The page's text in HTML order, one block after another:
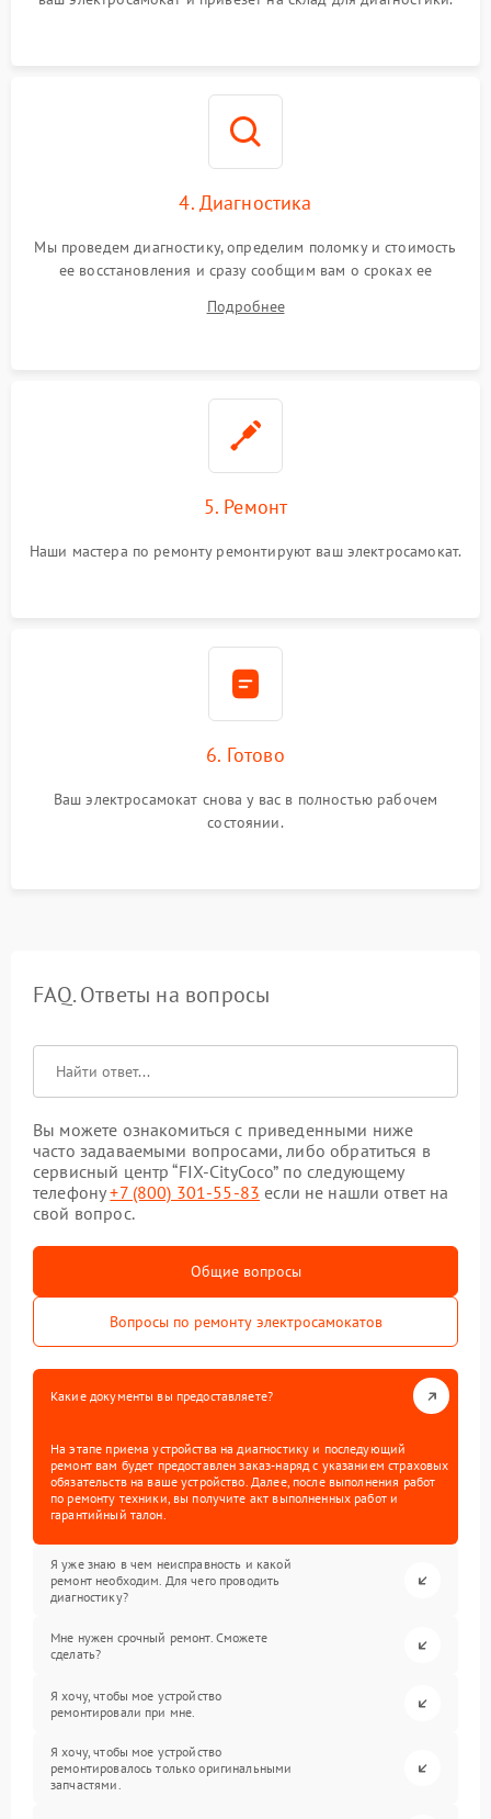
4. Диагностика
Мы проведем диагностику, определим поломку и стоимость
ее восстановления и сразу сообщим вам о сроках ее
Подробнее
5. Ремонт
Наши мастера по ремонту ремонтируют ваш электросамокат.
6. Готово
Ваш электросамокат снова у вас в полностью рабочем
состоянии.
FAQ. Ответы на вопросы
Вы можете ознакомиться с приведенными ниже
часто задаваемыми вопросами, либо обратиться в
сервисный центр “FIX-CityCoco” по следующему
телефону+7 (800) 301-55-83 если не нашли ответ на
свой вопрос.
Общие вопросы
Вопросы по ремонту электросамокатов
Какие документы вы предоставляете?
На этапе приема устройства на диагностику и последующий
ремонт вам будет предоставлен заказ-наряд с указанием страховых
обязательств на ваше устройство. Далее, после выполнения работ
по ремонту техники, вы получите акт выполненных работ и
гарантийный талон.
Я уже знаю в чем неисправность и какой
ремонт необходим. Для чего проводить
диагностику?
Мне нужен срочный ремонт. Сможете
сделать?
Я хочу, чтобы мое устройство
ремонтировали при мне.
Я хочу, чтобы мое устройство
ремонтировалось только оригинальными
запчастями.